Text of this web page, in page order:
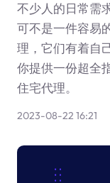
不少人的日常需
可不是一件容易
理，它们有着自
你提供一份超全
住宅代理。
2023-08-22 16:21